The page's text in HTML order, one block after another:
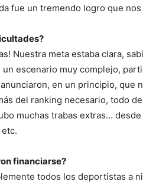
fue un tremendo logro que
Nuestra meta estaba clara,
escenario muy complejo,
en un principio, que
del ranking necesario, todo
muchas trabas extras…
financiarse?
todos los deportistas a